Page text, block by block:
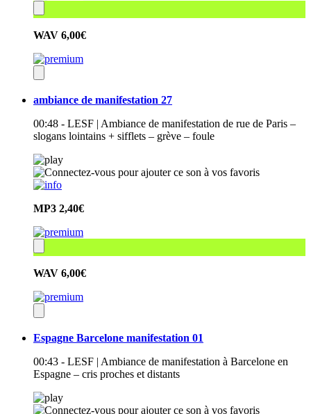
WAV 6,00€
ambiance de manifestation 27
00:48 - LESF | Ambiance de manifestation de rue de Paris –
slogans lointains + sifflets – grève – foule
MP3 2,40€
WAV 6,00€
Espagne Barcelone manifestation 01
00:43 - LESF | Ambiance de manifestation à Barcelone en
Espagne – cris proches et distants